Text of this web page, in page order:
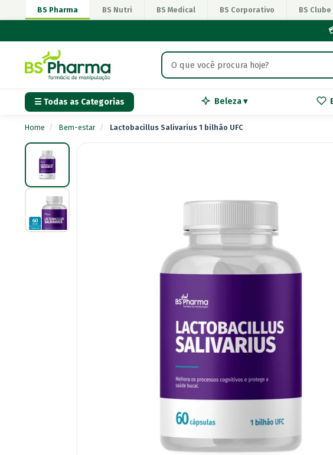
BS Pharma BS Nutri BS Medical BS Corporativo BS
☰ Todas as Categorias Beleza ▾
Home / Bem-estar / Lactobacillus Salivarius 1 bilhão UFC